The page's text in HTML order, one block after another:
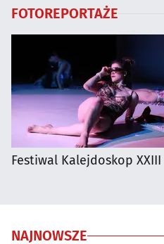
FOTOREPORTAŻE
Festiwal Kalejdoskop XXIII
NAJNOWSZE